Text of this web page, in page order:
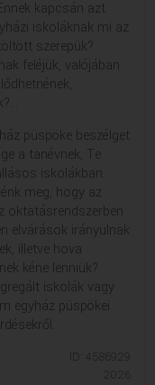
VALLÁS
VALLÁS
kapcsán azt
iskoláknak mi az
szerepük?
feléjük, valójában
püspöke beszélget
a tanévnek, Te
iskolákban.
meg, hogy az
oktatásrendszerben
elvárások irányulnak
illetve hova
kéne lenniük?
iskolák vagy
egyház püspökei
ID: 4586929